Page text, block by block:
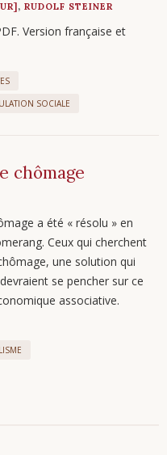
, RUDOLF STEINER
Version française et
SOCIALE
chômage
a été « résolu » en
Ceux qui cherchent
une solution qui
se pencher sur ce
associative.